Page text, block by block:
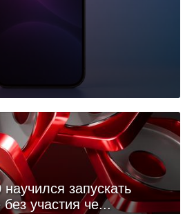
запускать
без участия че...